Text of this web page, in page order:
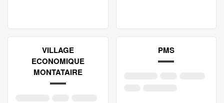
VILLAGE
ECONOMIQUE
MONTATAIRE
PMS